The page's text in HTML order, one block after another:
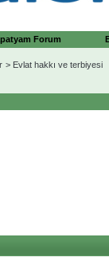
Forum
> Evlat hakkı ve terbiyesi